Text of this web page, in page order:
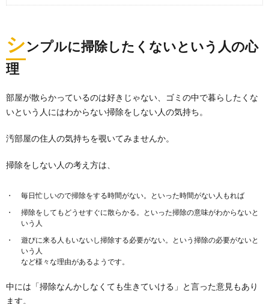
掃除が上手な人の特徴とは？家がキレイな
人がしているコト
ズボラでもできる掃除術。掃除のヒントや
掃除は面倒、苦手、あまりしないというズボラさん。
掃除のやる気は曲をかけて乗り切る！来客
前のココだけポイント
除のポイントを解説
シンプルに掃除したくないという人の心
理
部屋が散らかっているのは好きじゃない、ゴミの中で暮らしたくな
いという人にはわからない掃除をしない人の気持ち。
汚部屋の住人の気持ちを覗いてみませんか。
掃除をしない人の考え方は、
毎日忙しいので掃除をする時間がない。といった時間がない人もれば
掃除をしてもどうせすぐに散らかる。といった掃除の意味がわからないと
いう人
遊びに来る人もいないし掃除する必要がない。という掃除の必要がないと
いう人
など様々な理由があるようです。
中には「掃除なんかしなくても生きていける」と言った意見もあり
ます。